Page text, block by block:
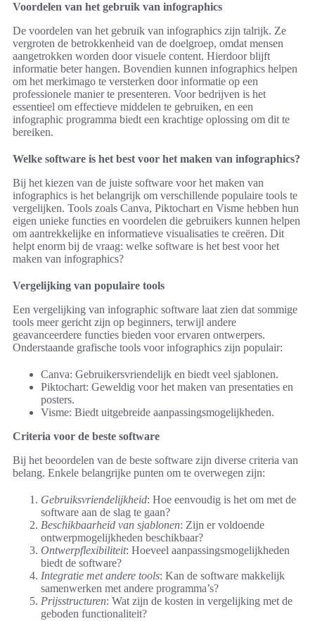
Voordelen van het gebruik van infographics
De voordelen van het gebruik van infographics zijn talrijk. Ze
vergroten de betrokkenheid van de doelgroep, omdat mensen
aangetrokken worden door visuele content. Hierdoor blijft
informatie beter hangen. Bovendien kunnen infographics helpen
om het merkimago te versterken door informatie op een
professionele manier te presenteren. Voor bedrijven is het
essentieel om effectieve middelen te gebruiken, en een
infographic programma biedt een krachtige oplossing om dit te
bereiken.
Welke software is het best voor het maken van infographics?
Bij het kiezen van de juiste software voor het maken van
infographics is het belangrijk om verschillende populaire tools te
vergelijken. Tools zoals Canva, Piktochart en Visme hebben hun
eigen unieke functies en voordelen die gebruikers kunnen helpen
om aantrekkelijke en informatieve visualisaties te creëren. Dit
helpt enorm bij de vraag: welke software is het best voor het
maken van infographics?
Vergelijking van populaire tools
Een vergelijking van infographic software laat zien dat sommige
tools meer gericht zijn op beginners, terwijl andere
geavanceerdere functies bieden voor ervaren ontwerpers.
Onderstaande grafische tools voor infographics zijn populair:
Canva: Gebruikersvriendelijk en biedt veel sjablonen.
Piktochart: Geweldig voor het maken van presentaties en
posters.
Visme: Biedt uitgebreide aanpassingsmogelijkheden.
Criteria voor de beste software
Bij het beoordelen van de beste software zijn diverse criteria van
belang. Enkele belangrijke punten om te overwegen zijn:
Gebruiksvriendelijkheid: Hoe eenvoudig is het om met de
software aan de slag te gaan?
Beschikbaarheid van sjablonen: Zijn er voldoende
ontwerpmogelijkheden beschikbaar?
Ontwerpflexibiliteit: Hoeveel aanpassingsmogelijkheden
biedt de software?
Integratie met andere tools: Kan de software makkelijk
samenwerken met andere programma’s?
Prijsstructuren: Wat zijn de kosten in vergelijking met de
geboden functionaliteit?